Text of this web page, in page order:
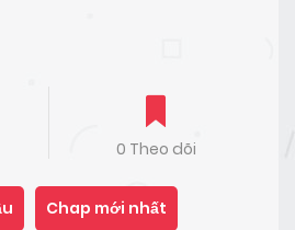
0 Theo dõi
Chap mới nhất